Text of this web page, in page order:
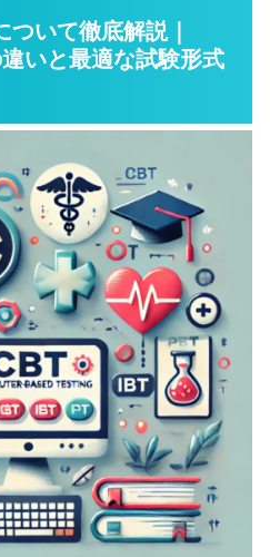
いて徹底解説｜
いと最適な試験形式